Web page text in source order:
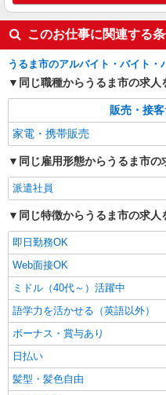
+゜・。○。
万円支給(規定有) お友達を紹介頂く
ィブ支給(規定有) ★月2回払い・週払
有）★ ゜・
沖縄県う
キープ
このお仕事に関連する
うるま市のアルバイト・バイト・
同じ職種からうるま市の求人
販売・接
家電・携帯販売
同じ雇用形態からうるま市の
派遣社員
同じ特徴からうるま市の求人
即日勤務OK
Web面接OK
ミドル（40代～）活躍中
語学力を活かせる（英語以外）
ボーナス・賞与あり
日払い
髪型・髪色自由